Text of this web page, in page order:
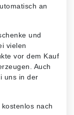
an
und
vielen
vor dem Kauf
Auch
uns in der
nach